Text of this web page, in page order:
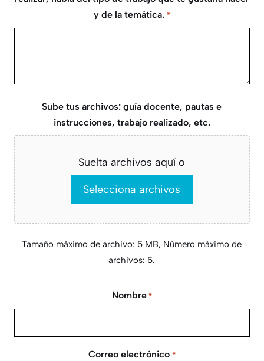
barra
y de la temática. *
Sube tus archivos: guía docente, pautas e
instrucciones, trabajo realizado, etc.
Suelta archivos aquí o
Selecciona archivos
Tamaño máximo de archivo: 5 MB, Número máximo de
archivos: 5.
Nombre *
Correo electrónico *